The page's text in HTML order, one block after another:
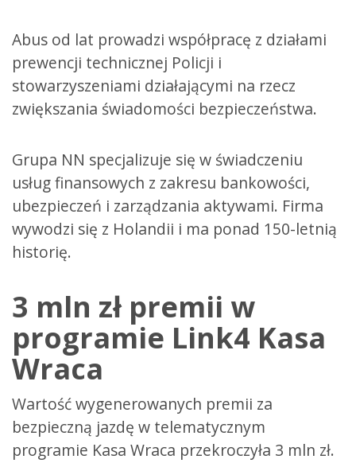
Abus od lat prowadzi współpracę z działami
prewencji technicznej Policji i
stowarzyszeniami działającymi na rzecz
zwiększania świadomości bezpieczeństwa.
Grupa NN specjalizuje się w świadczeniu
usług finansowych z zakresu bankowości,
ubezpieczeń i zarządzania aktywami. Firma
wywodzi się z Holandii i ma ponad 150-letnią
historię.
3 mln zł premii w
programie Link4 Kasa
Wraca
Wartość wygenerowanych premii za
bezpieczną jazdę w telematycznym
programie Kasa Wraca przekroczyła 3 mln zł.